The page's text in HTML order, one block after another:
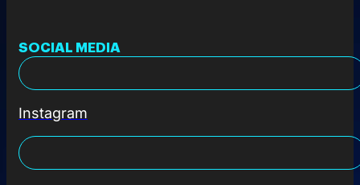
SOCIAL MEDIA
Instagram